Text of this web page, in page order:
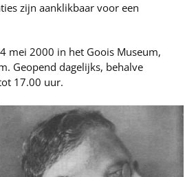
zijn aanklikbaar voor een
mei 2000 in het Goois Museum,
Geopend dagelijks, behalve
17.00 uur.